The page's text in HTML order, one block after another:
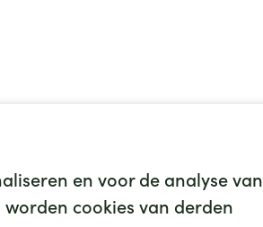
en voor de analyse van
cookies van derden